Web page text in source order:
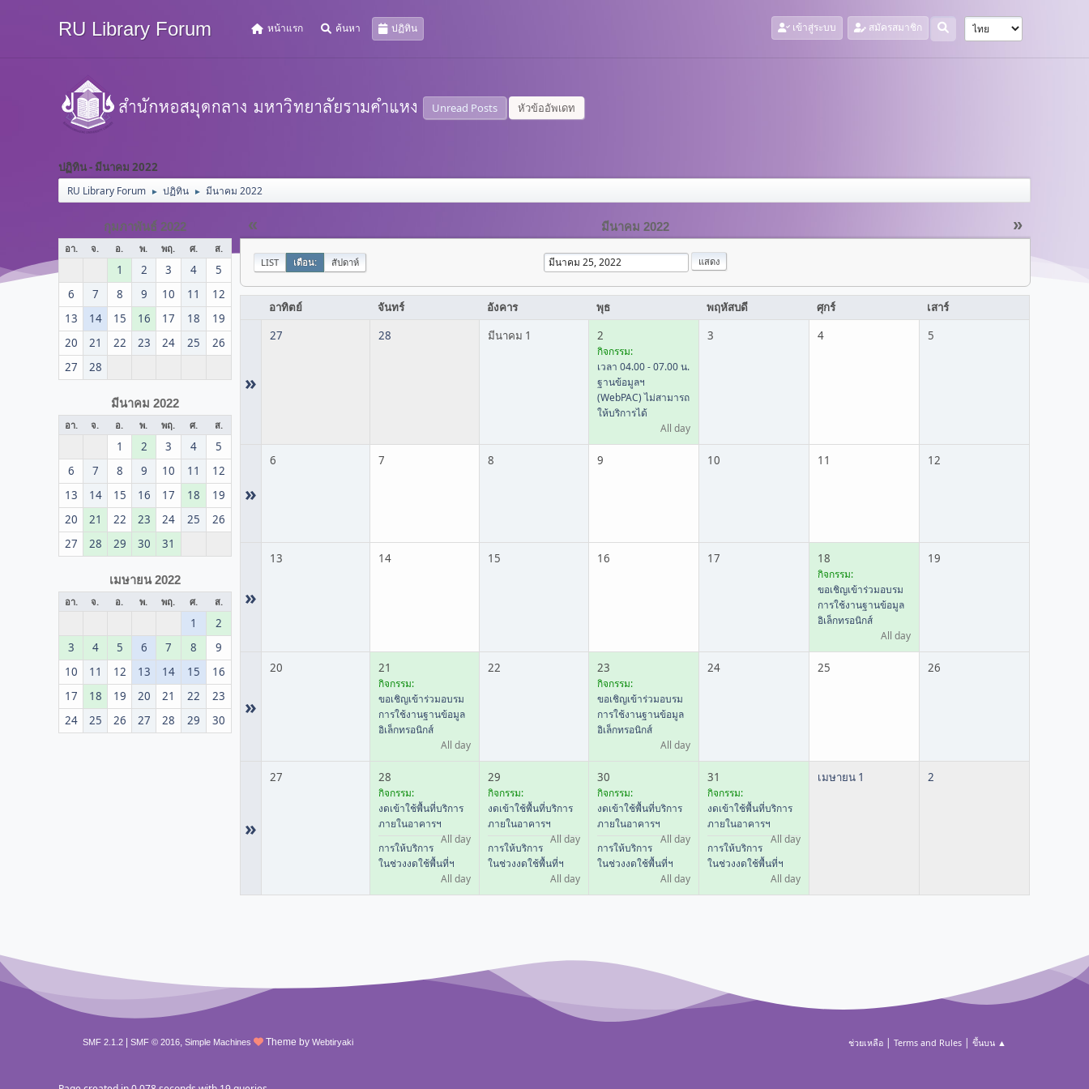
RU Library Forum หน้าแรก ค้นหา ปฏิทิน เข้าสู่ระบบ สมัครสมาชิก
Unread Posts หัวข้ออัพเดท
ปฏิทิน - มีนาคม 2022
RU Library Forum ► ปฏิทิน ► มีนาคม 2022
กุมภาพันธ์ 2022
อา. จ. อ. พ. พฤ. ศ. ส.
1 2 3 4
5
6
7 8 9 10 11
12
13
14 15 16 17 18
19
20
21 22 23 24 25
26
27
28
มีนาคม 2022
อา. จ. อ. พ. พฤ. ศ. ส.
1 2 3 4
5
6
7 8 9 10 11
12
13
14 15 16 17 18
19
20
21 22 23 24 25
26
27
28 29 30 31
เมษายน 2022
อา. จ. อ. พ. พฤ. ศ. ส.
1
2
3
4 5 6 7 8
9
10
11 12 13 14 15
16
17
18 19 20 21 22
23
24
25 26 27 28 29 30
« »
มีนาคม 2022
LIST เดือน: สัปดาห์
อาทิตย์ จันทร์ อังคาร พุธ พฤหัสบดี ศุกร์ เสาร์
»
27 28 มีนาคม 1 2
กิจกรรม:
เวลา 04.00 - 07.00 น.
ฐานข้อมูลฯ
(WebPAC) ไม่สามารถ
ให้บริการได้
All day
3 4 5
»
6 7 8 9 10 11 12
»
13 14 15 16 17 18
กิจกรรม:
ขอเชิญเข้าร่วมอบรม
การใช้งานฐานข้อมูล
อิเล็กทรอนิกส์
All day
19
»
20 21
กิจกรรม:
ขอเชิญเข้าร่วมอบรม
การใช้งานฐานข้อมูล
อิเล็กทรอนิกส์
All day
22 23
กิจกรรม:
ขอเชิญเข้าร่วมอบรม
การใช้งานฐานข้อมูล
อิเล็กทรอนิกส์
All day
24 25 26
»
27 28
กิจกรรม:
งดเข้าใช้พื้นที่บริการ
ภายในอาคารฯ
All day
การให้บริการ
ในช่วงงดใช้พื้นที่ฯ
All day
29
กิจกรรม:
งดเข้าใช้พื้นที่บริการ
ภายในอาคารฯ
All day
การให้บริการ
ในช่วงงดใช้พื้นที่ฯ
All day
30
กิจกรรม:
งดเข้าใช้พื้นที่บริการ
ภายในอาคารฯ
All day
การให้บริการ
ในช่วงงดใช้พื้นที่ฯ
All day
31
กิจกรรม:
งดเข้าใช้พื้นที่บริการ
ภายในอาคารฯ
All day
การให้บริการ
ในช่วงงดใช้พื้นที่ฯ
All day
เมษายน 1 2
ช่วยเหลือ | Terms and Rules | ขึ้นบน ▲
SMF 2.1.2 SMF © 2016, Simple Machines Theme by Webtiryaki